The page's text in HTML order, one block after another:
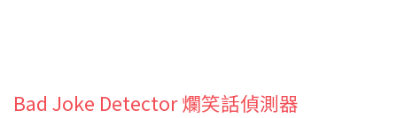
Bad Joke Detector 爛笑話偵測器